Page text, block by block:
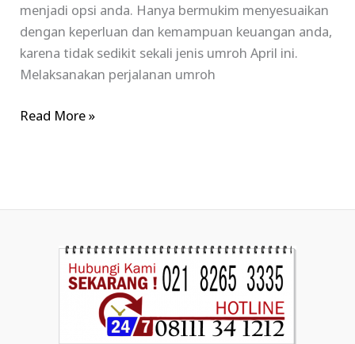
menjadi opsi anda. Hanya bermukim menyesuaikan
dengan keperluan dan kemampuan keuangan anda,
karena tidak sedikit sekali jenis umroh April ini.
Melaksanakan perjalanan umroh
Read More »